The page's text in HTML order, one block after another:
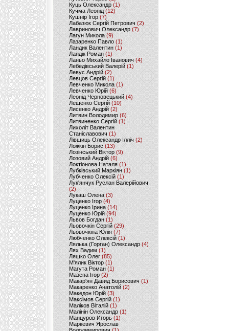
Куць Олександр (1)
Кучма Леонід (12)
Кушнір Ігор(7)
Лабазюк Сергій Петрович (2)
Лавринович Олександр(7)
Лагун Микола(9)
Лазаренко Павло (1)
Ландик Валентин (1)
Ландік Роман (1)
Ланьо Михайло Іванович(4)
Лебедівський Валерій(1)
Левус Андрій(2)
Левцов Сергій (1)
Левченко Микола (1)
Левченко Юрій (6)
Леонід Черновецький (4)
Лещенко Сергій (10)
Лисенко Андрій (2)
Литвин Володимир (6)
Литвиненко Сергій (1)
Лихоліт Валентин
Станіславович (1)
Лівшиць Олександр Ілліч (2)
Ложкін Борис(13)
Лозінський Віктор(9)
Лозовий Андрій (6)
Локтіонова Наталя (1)
Лубківський Маркіян(1)
Лубченко Олексій (1)
Лук'янчук Руслан Валерійович
(2)
Лукаш Олена (3)
Луценко Ігор (4)
Луценко Ірина (14)
Луценко Юрій (94)
Львов Богдан (1)
Льовочкін Сергій (29)
Льовочкіна Юлія(7)
Любченко Олексій(1)
Лялька (Горган) Олександр(4)
Лях Вадим (1)
Ляшко Олег (85)
М'ялик Віктор(1)
Магута Роман(1)
Мазепа Ігор (2)
Макар'ян Давид Борисович(1)
Макаренко Анатолій (2)
Македон Юрій(3)
Максімов Сергій (1)
Маліков Віталій (1)
Малінін Олександр (1)
Манцуров Игорь (1)
Маркевич Ярослав